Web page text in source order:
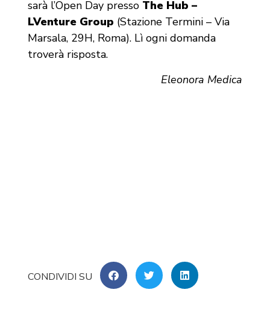
sarà l’Open Day presso The Hub –
LVenture Group (Stazione Termini – Via
Marsala, 29H, Roma). Lì ogni domanda
troverà risposta.
Eleonora Medica